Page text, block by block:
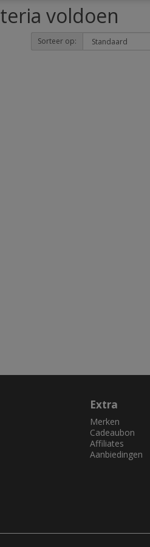
voldoen
Sorteer op:
Extra
Merken
Cadeaubon
Affiliates
Aanbiedingen